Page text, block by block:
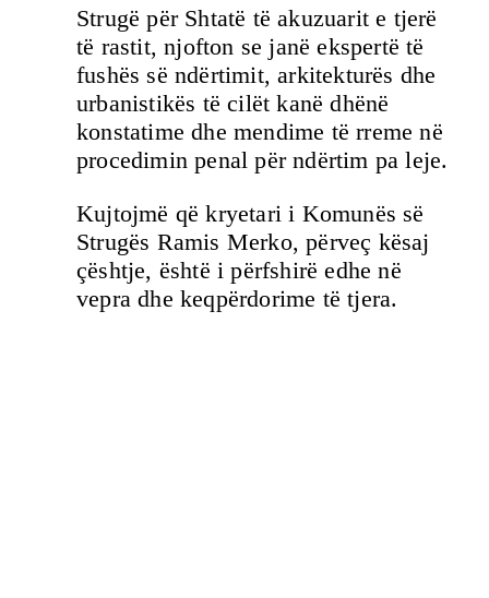
Strugë për Shtatë të akuzuarit e tjerë
të rastit, njofton se janë ekspertë të
fushës së ndërtimit, arkitekturës dhe
urbanistikës të cilët kanë dhënë
konstatime dhe mendime të rreme në
procedimin penal për ndërtim pa leje.
Kujtojmë që kryetari i Komunës së
Strugës Ramis Merko, përveç kësaj
çështje, është i përfshirë edhe në
vepra dhe keqpërdorime të tjera.